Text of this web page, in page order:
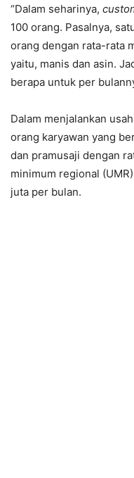
“Dalam seharinya,
100 orang. Pasalnya,
orang dengan rata-rata
yaitu, manis dan asin.
berapa untuk per
Dalam menjalankan
orang karyawan yang
dan pramusaji dengan
minimum regional
juta per bulan.